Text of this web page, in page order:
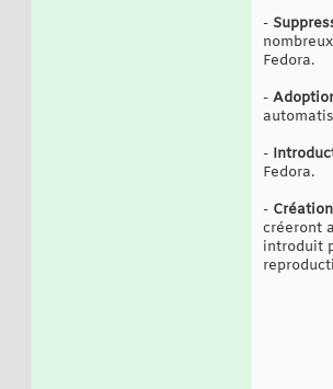
-
Fedora.
-
-
Fedora.
-
créeront
introduit